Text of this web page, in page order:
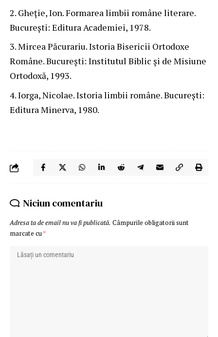
Gheție, Ion. Formarea limbii române literare.
București: Editura Academiei, 1978.
Mircea Păcurariu. Istoria Bisericii Ortodoxe
Române. București: Institutul Biblic și de Misiune
Ortodoxă, 1993.
Iorga, Nicolae. Istoria limbii române. București:
Editura Minerva, 1980.
Niciun comentariu
Adresa ta de email nu va fi publicată. Câmpurile obligatorii sunt
marcate cu*